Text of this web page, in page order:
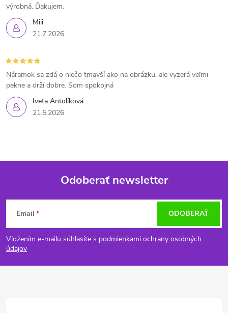
Mili
21.7.2026
výrobná. Ďakujem.
Iveta Antolíková
21.5.2026
Náramok sa zdá o niečo tmavší ako na obrázku, ale vyzerá veľmi
pekne a drží dobre. Som spokojná
Z
á
p
Odoberať newsletter
Email
Vložením e-mailu súhlasíte s podmienkami ochrany osobných
údajov
ODOBERAŤ